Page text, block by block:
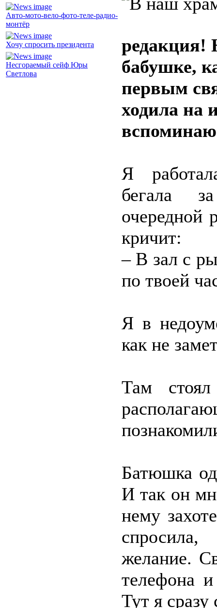
Авто-мото-вело-фото-теле-радио-
монтёр
Хочу спросить президента
Несгораемый сейф Юры
Светлова
редакция!
бабушке,
первым
ходила на
вспоминаю
Я
бегала
очередной
кричит:
– В зал с
по твоей
Я в
как не
Там
Батюшка
И так он
нему
желание.
телефона
Тут я сразу